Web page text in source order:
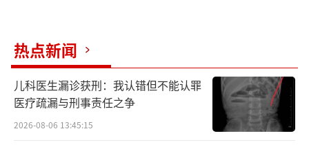
热点新闻
儿科医生漏诊获刑：我认错但不能认罪
医疗疏漏与刑事责任之争
2026-08-06 13:45:15